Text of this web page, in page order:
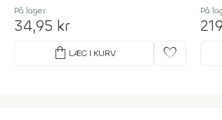
På lager
34,95 kr
shopping_bag LÆG I KURV favorite
På